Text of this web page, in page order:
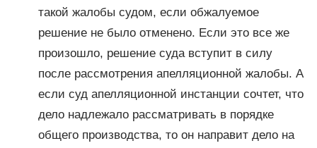
такой жалобы судом, если обжалуемое
решение не было отменено. Если это все же
произошло, решение суда вступит в силу
после рассмотрения апелляционной жалобы. А
если суд апелляционной инстанции сочтет, что
дело надлежало рассматривать в порядке
общего производства, то он направит дело на